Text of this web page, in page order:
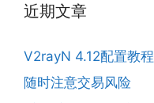
近期文章
V2rayN 4.12配置教程
随时注意交易风险